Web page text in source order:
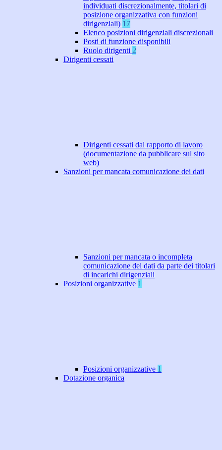
individuati discrezionalmente, titolari di
posizione organizzativa con funzioni
dirigenziali) 17
Elenco posizioni dirigenziali discrezionali
Posti di funzione disponibili
Ruolo dirigenti 2
Dirigenti cessati
Dirigenti cessati dal rapporto di lavoro
(documentazione da pubblicare sul sito
web)
Sanzioni per mancata comunicazione dei dati
Sanzioni per mancata o incompleta
comunicazione dei dati da parte dei titolari
di incarichi dirigenziali
Posizioni organizzative 1
Posizioni organizzative 1
Dotazione organica